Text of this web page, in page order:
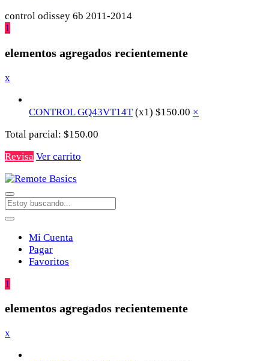
control odissey 6b 2011-2014
1
elementos agregados recientemente
x
CONTROL GQ43VT14T (x1) $150.00 ×
Total parcial: $150.00
Revisa Ver carrito
Mi Cuenta
Pagar
Favoritos
1
elementos agregados recientemente
x